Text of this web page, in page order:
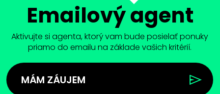
Emailový agent
Aktivujte si agenta, ktorý vam bude posielať ponuky
priamo do emailu na základe vašich kritérií.
MÁM ZÁUJEM